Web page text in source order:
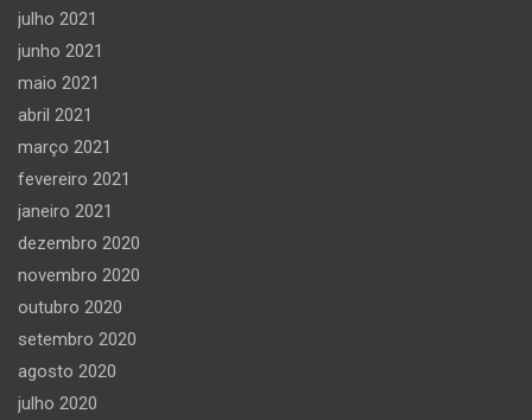
julho 2021
junho 2021
maio 2021
abril 2021
março 2021
fevereiro 2021
janeiro 2021
dezembro 2020
novembro 2020
outubro 2020
setembro 2020
agosto 2020
julho 2020